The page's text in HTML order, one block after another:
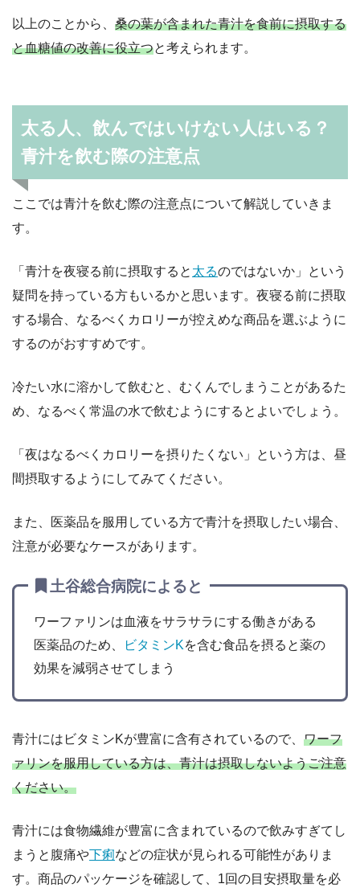
以上のことから、 桑の葉が含まれた青汁を食前に摂取する
と血糖値の改善に役立つと考えられます。
太る人、飲んではいけない人はいる？
青汁を飲む際の注意点
ここでは青汁を飲む際の注意点について解説していきま
す。
「青汁を夜寝る前に摂取すると 太るのではないか」という
疑問を持っている方もいるかと思います。夜寝る前に摂取
する場合、なるべくカロリーが控えめな商品を選ぶように
するのがおすすめです。
冷たい水に溶かして飲むと、むくんでしまうことがあるた
め、なるべく常温の水で飲むようにするとよいでしょう。
「夜はなるべくカロリーを摂りたくない」という方は、昼
間摂取するようにしてみてください。
また、医薬品を服用している方で青汁を摂取したい場合、
注意が必要なケースがあります。
土谷総合病院によると
ワーファリンは血液をサラサラにする働きがある
医薬品のため、
ビタミンKを含む食品を摂ると薬の
効果を減弱させてしまう
青汁にはビタミンKが豊富に含有されているので、 ワーフ
ァリンを服用している方は、青汁は摂取しないようご注意
ください。
青汁には食物繊維が豊富に含まれているので飲みすぎてし
まうと腹痛や下痢などの症状が見られる可能性がありま
す。商品のパッケージを確認して、1回の目安摂取量を必